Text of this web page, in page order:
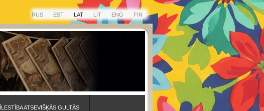
RUS EST LAT LIT ENG FIN
ATSEVIŠĶĀS GULTĀS